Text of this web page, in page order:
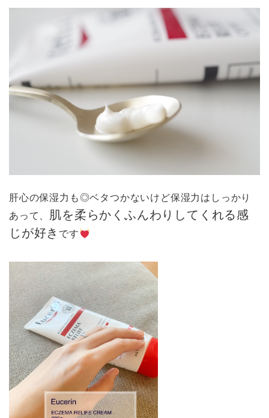
肝心の保湿力も◎ベタつかないけど保湿力はしっかり
あって、
肌を柔らかくふんわりしてくれる感
じが好き です